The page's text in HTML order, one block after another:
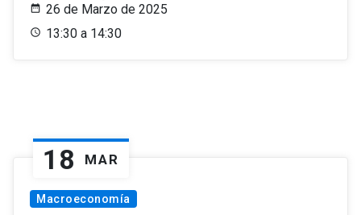
26 de Marzo de 2025
13:30 a 14:30
18 MAR
Macroeconomía